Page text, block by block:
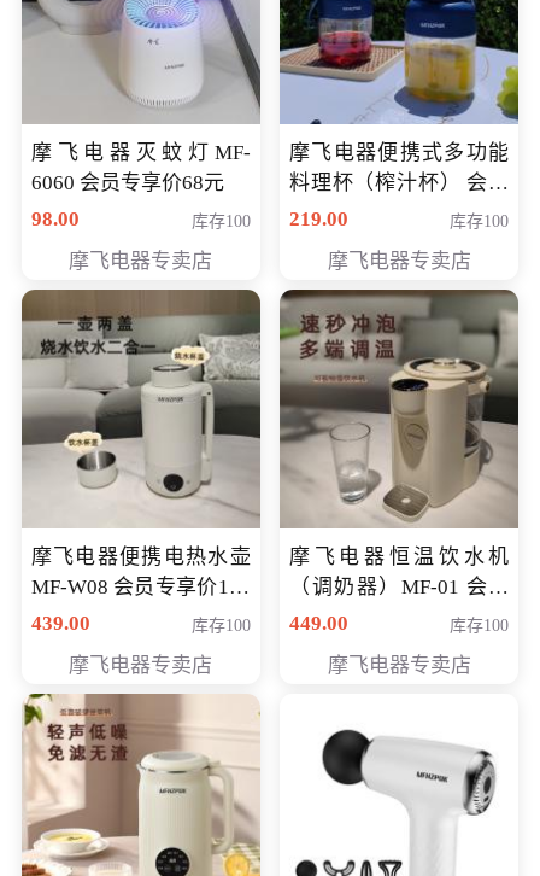
摩飞电器灭蚊灯MF-
6060 会员专享价68元
98.00
库存100
摩飞电器专卖店
摩飞电器便携式多功能
料理杯（榨汁杯） 会员
专享价118元
219.00 库存100
摩飞电器专卖店
摩飞电器便携电热水壶
MF-W08 会员专享价198
元
439.00 库存100
摩飞电器专卖店
摩飞电器恒温饮水机
（调奶器）MF-01 会员
专享价366元
449.00 库存100
摩飞电器专卖店